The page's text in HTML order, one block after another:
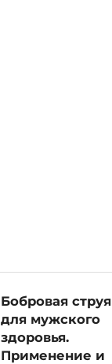
Бобровая струя
для мужского
здоровья.
Применение и